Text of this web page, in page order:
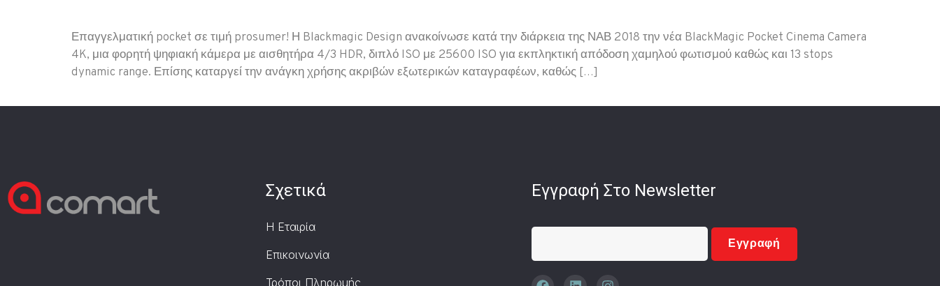
Επαγγελματική pocket σε τιμή prosumer! Η Blackmagic Design ανακοίνωσε κατά την διάρκεια της ΝΑΒ 2018 την νέα BlackMagic Pocket Cinema Camera
4K, μια φορητή ψηφιακή κάμερα με αισθητήρα 4/3 HDR, διπλό ISO με 25600 ISO για εκπληκτική απόδοση χαμηλού φωτισμού καθώς και 13 stops
dynamic range. Επίσης καταργεί την ανάγκη χρήσης ακριβών εξωτερικών καταγραφέων, καθώς […]
Σχετικά
Η Εταιρία
Επικοινωνία
Τρόποι Πληρωμής
Εγγραφή Στο Newsletter
Εγγραφή